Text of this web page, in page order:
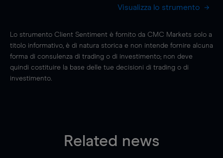
Visualizza lo strumento
Lo strumento Client Sentiment è fornito da CMC Markets solo a
titolo informativo, è di natura storica e non intende fornire alcuna
forma di consulenza di trading o di investimento; non deve
quindi costituire la base delle tue decisioni di trading o di
investimento.
Related news